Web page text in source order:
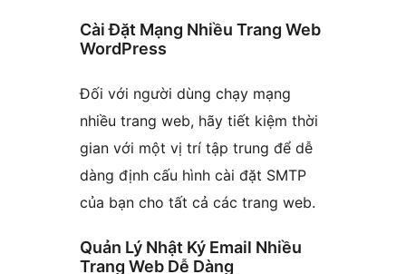
Cài Đặt Mạng Nhiều Trang Web
WordPress
Đối với người dùng chạy mạng
nhiều trang web, hãy tiết kiệm thời
gian với một vị trí tập trung để dễ
dàng định cấu hình cài đặt SMTP
của bạn cho tất cả các trang web.
Quản Lý Nhật Ký Email Nhiều
Trang Web Dễ Dàng